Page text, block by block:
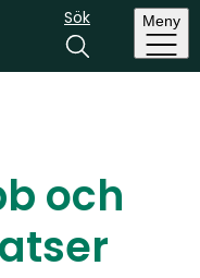
Sök Meny
och